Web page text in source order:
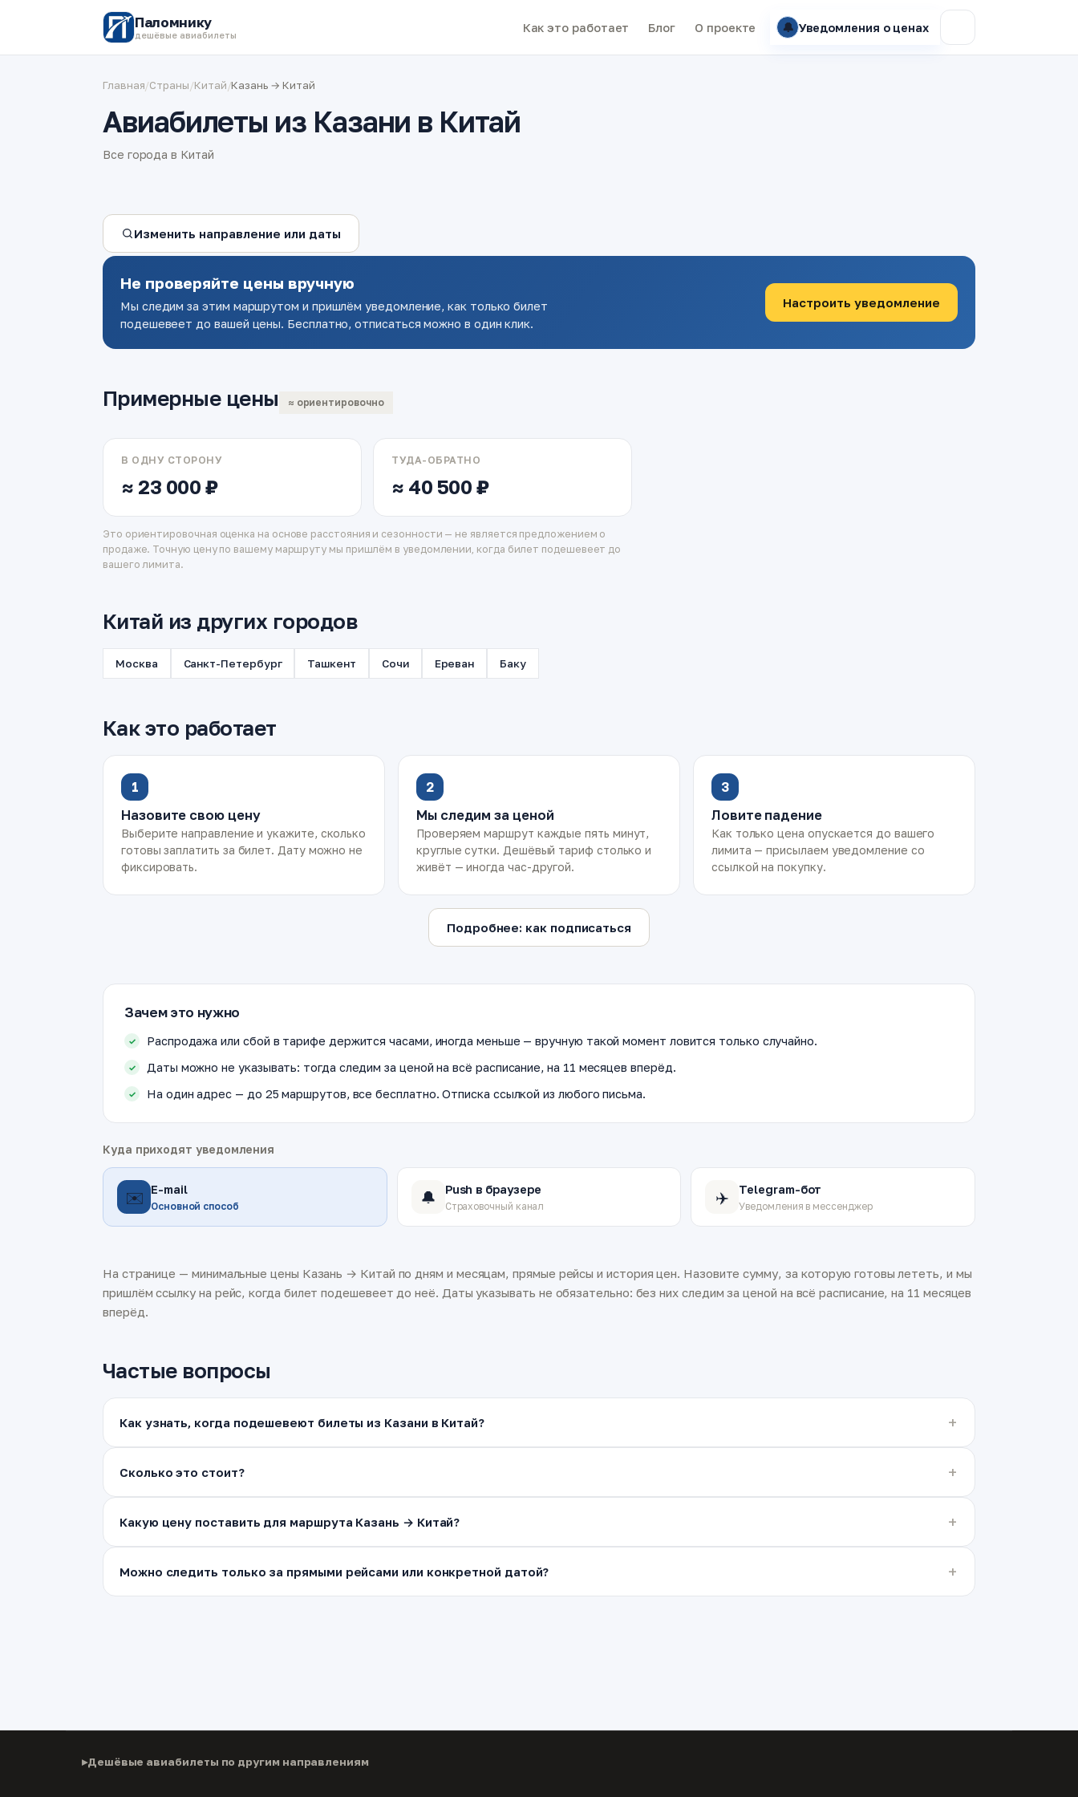
Паломнику
дешёвые авиабилеты
Как это работает Блог О проекте 🔔 Уведомления о ценах
Главная/Страны/Китай/Казань → Китай
Авиабилеты из Казани в Китай
Все города в Китай
Изменить направление или даты
Не проверяйте цены вручную
Мы следим за этим маршрутом и пришлём уведомление, как только билет
подешевеет до вашей цены. Бесплатно, отписаться можно в один клик.
Настроить уведомление
Примерные цены ≈ ориентировочно
В ОДНУ СТОРОНУ
≈ 23 000 ₽
ТУДА-ОБРАТНО
≈ 40 500 ₽
Это ориентировочная оценка на основе расстояния и сезонности — не является предложением о
продаже. Точную цену по вашему маршруту мы пришлём в уведомлении, когда билет подешевеет до
вашего лимита.
Китай из других городов
Москва Санкт-Петербург Ташкент Сочи Ереван Баку
Как это работает
1
Назовите свою цену
Выберите направление и укажите, сколько
готовы заплатить за билет. Дату можно не
фиксировать.
2
Мы следим за ценой
Проверяем маршрут каждые пять минут,
круглые сутки. Дешёвый тариф столько и
живёт — иногда час-другой.
3
Ловите падение
Как только цена опускается до вашего
лимита — присылаем уведомление со
ссылкой на покупку.
Подробнее: как подписаться
Зачем это нужно
Распродажа или сбой в тарифе держится часами, иногда меньше — вручную такой момент ловится только случайно.
Даты можно не указывать: тогда следим за ценой на всё расписание, на 11 месяцев вперёд.
На один адрес — до 25 маршрутов, все бесплатно. Отписка ссылкой из любого письма.
Куда приходят уведомления
✉️ E-mail
Основной способ 🔔 Push в браузере
Страховочный канал ✈️ Telegram-бот
Уведомления в мессенджер
На странице — минимальные цены Казань → Китай по дням и месяцам, прямые рейсы и история цен. Назовите сумму, за которую готовы лететь, и мы
пришлём ссылку на рейс, когда билет подешевеет до неё. Даты указывать не обязательно: без них следим за ценой на всё расписание, на 11 месяцев
вперёд.
Частые вопросы
Как узнать, когда подешевеют билеты из Казани в Китай?
Сколько это стоит?
Какую цену поставить для маршрута Казань → Китай?
Можно следить только за прямыми рейсами или конкретной датой?
Дешёвые авиабилеты по другим направлениям